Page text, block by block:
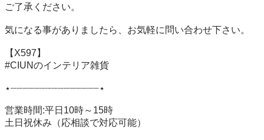
ご了承ください。
気になる事がありましたら、お気軽に問い合わせ下さい。
【X597】
#CIUNのインテリア雑貨
⋆┈┈┈┈┈┈┈┈┈┈┈┈┈┈┈⋆
営業時間:平日10時～15時
土日祝休み（応相談で対応可能）